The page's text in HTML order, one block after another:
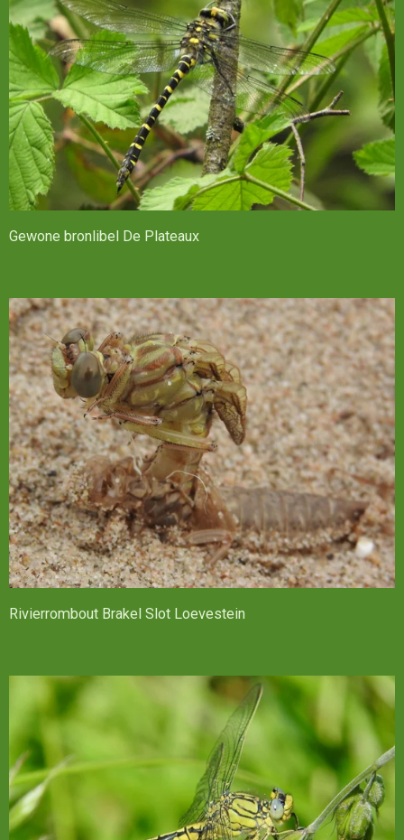
Gewone bronlibel De Plateaux
Rivierrombout Brakel Slot Loevestein